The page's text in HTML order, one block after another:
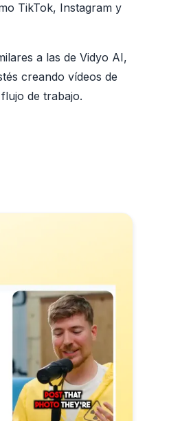
TikTok, Instagram y
a las de Vidyo AI,
creando vídeos de
de trabajo.